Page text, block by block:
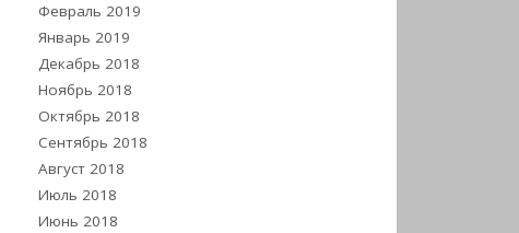
Февраль 2019
Январь 2019
Декабрь 2018
Ноябрь 2018
Октябрь 2018
Сентябрь 2018
Август 2018
Июль 2018
Июнь 2018